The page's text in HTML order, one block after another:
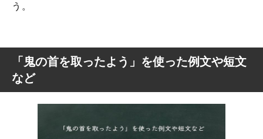
う。
「鬼の首を取ったよう」を使った例文や短文
など